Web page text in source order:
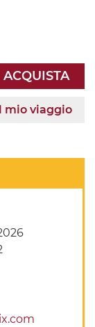
ACQUISTA
mio viaggio